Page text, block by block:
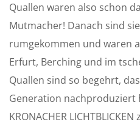
Quallen waren also schon
Mutmacher! Danach sind
rumgekommen und waren
Erfurt, Berching und im
Quallen sind so begehrt,
Generation nachproduziert
KRONACHER